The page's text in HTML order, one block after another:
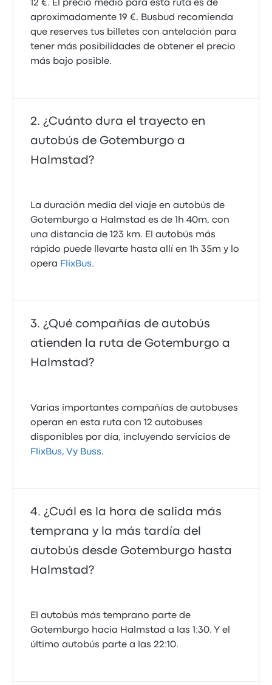
12 €. El precio medio para esta ruta es de
aproximadamente 19 €. Busbud recomienda
que reserves tus billetes con antelación para
tener más posibilidades de obtener el precio
más bajo posible.
¿Cuánto dura el trayecto en
autobús de Gotemburgo a
Halmstad?
La duración media del viaje en autobús de
Gotemburgo a Halmstad es de 1h 40m, con
una distancia de 123 km. El autobús más
rápido puede llevarte hasta allí en 1h 35m y lo
opera FlixBus.
¿Qué compañías de autobús
atienden la ruta de Gotemburgo a
Halmstad?
Varias importantes compañías de autobuses
operan en esta ruta con 12 autobuses
disponibles por día, incluyendo servicios de
FlixBus, Vy Buss.
¿Cuál es la hora de salida más
temprana y la más tardía del
autobús desde Gotemburgo hasta
Halmstad?
El autobús más temprano parte de
Gotemburgo hacia Halmstad a las 1:30. Y el
último autobús parte a las 22:10.